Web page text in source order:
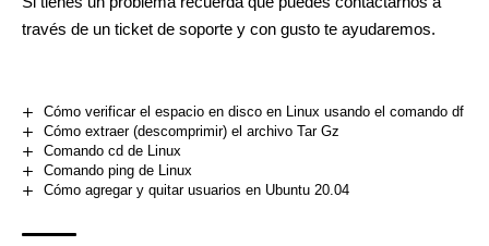
través de un ticket de soporte y con gusto te ayudaremos.
Cómo verificar el espacio en disco en Linux usando el comando df
Cómo extraer (descomprimir) el archivo Tar Gz
Comando cd de Linux
Comando ping de Linux
Cómo agregar y quitar usuarios en Ubuntu 20.04